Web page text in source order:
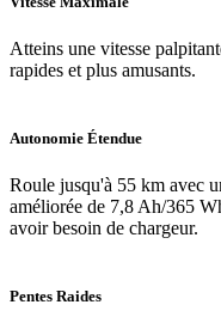
Atteins une vitesse
rapides et plus amusants.
Autonomie Étendue
Roule jusqu'à 55 km avec
améliorée de 7,8 Ah/365
avoir besoin de chargeur.
Pentes Raides